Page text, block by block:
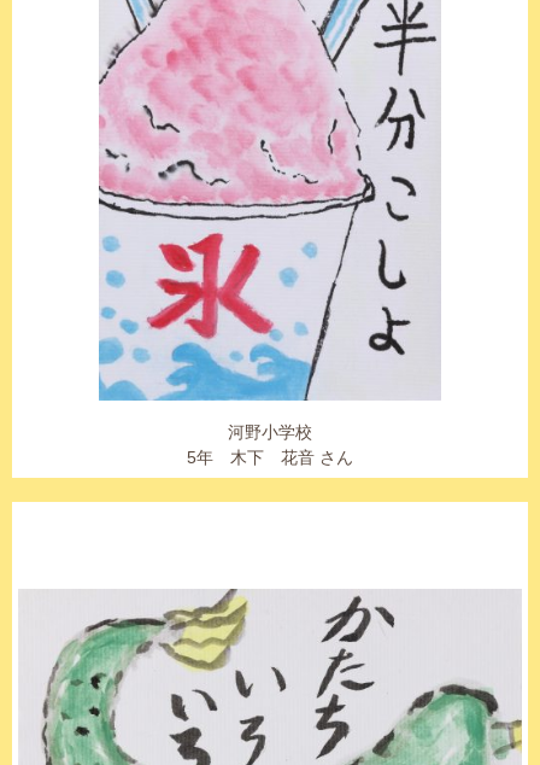
河野小学校
5年 木下 花音 さん